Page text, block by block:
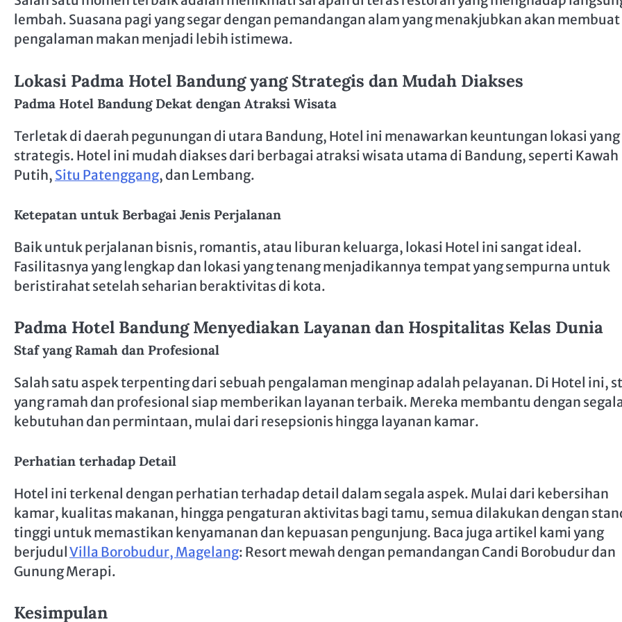
lembah. Suasana pagi yang segar dengan pemandangan alam yang menakjubkan akan membuat
pengalaman makan menjadi lebih istimewa.
Lokasi Padma Hotel Bandung yang Strategis dan Mudah Diakses
Padma Hotel Bandung Dekat dengan Atraksi Wisata
Terletak di daerah pegunungan di utara Bandung, Hotel ini menawarkan keuntungan lokasi yang
strategis. Hotel ini mudah diakses dari berbagai atraksi wisata utama di Bandung, seperti Kawah
Putih, Situ Patenggang, dan Lembang.
Ketepatan untuk Berbagai Jenis Perjalanan
Baik untuk perjalanan bisnis, romantis, atau liburan keluarga, lokasi Hotel ini sangat ideal.
Fasilitasnya yang lengkap dan lokasi yang tenang menjadikannya tempat yang sempurna untuk
beristirahat setelah seharian beraktivitas di kota.
Padma Hotel Bandung Menyediakan Layanan dan Hospitalitas Kelas Dunia
Staf yang Ramah dan Profesional
Salah satu aspek terpenting dari sebuah pengalaman menginap adalah pelayanan. Di Hotel ini,
yang ramah dan profesional siap memberikan layanan terbaik. Mereka membantu dengan
kebutuhan dan permintaan, mulai dari resepsionis hingga layanan kamar.
Perhatian terhadap Detail
Hotel ini terkenal dengan perhatian terhadap detail dalam segala aspek. Mulai dari kebersihan
kamar, kualitas makanan, hingga pengaturan aktivitas bagi tamu, semua dilakukan dengan
tinggi untuk memastikan kenyamanan dan kepuasan pengunjung. Baca juga artikel kami yang
berjudulVilla Borobudur, Magelang: Resort mewah dengan pemandangan Candi Borobudur dan
Gunung Merapi.
Kesimpulan